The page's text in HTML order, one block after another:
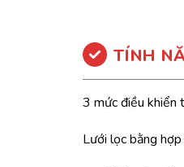
TÍNH
3 mức điều khiển
Lưới lọc bằng